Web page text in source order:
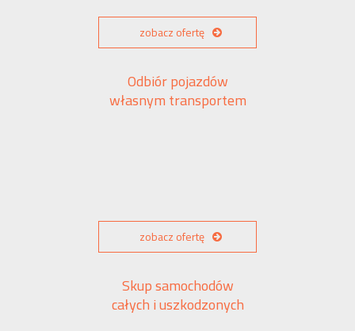
zobacz ofertę
Odbiór pojazdów
własnym transportem
zobacz ofertę
Skup samochodów
całych i uszkodzonych